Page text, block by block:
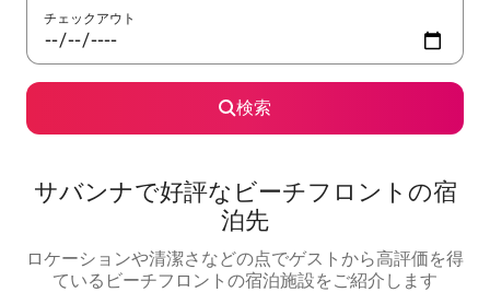
チェックアウト
検索
サバンナで好評なビーチフロントの宿
泊先
ロケーションや清潔さなどの点でゲストから高評価を得
ているビーチフロントの宿泊施設をご紹介します